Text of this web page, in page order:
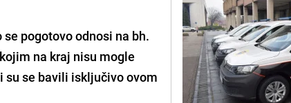
pogotovo odnosi na bh.
na kraj nisu mogle
se bavili isključivo ovom